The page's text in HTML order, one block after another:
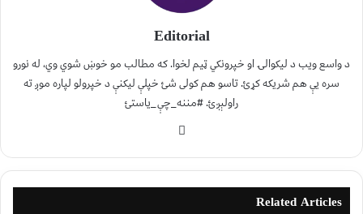
Editorial
د واسع ویب د لیکوالۍ او خپرونکي ټیم لخوا. که مطالب مو خوښ شوي وي، له نورو
سره یې هم شریکه کړئ. تاسو هم کولی شئ خپلې لیکنې د خپرولو لپاره موږ ته
راولېږئ. #مننه_چې_یاستئ
Related Articles